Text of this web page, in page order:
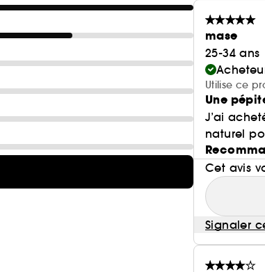
mase
25-34 ans
Utilise ce
Une
J’ai
naturel
Cet avis
Signaler